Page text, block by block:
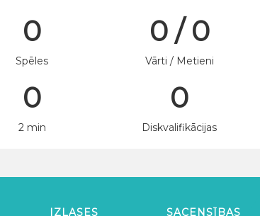
0
Spēles
0 / 0
Vārti / Metieni
0
2 min
0
Diskvalifikācijas
IZLASES SACENSĪBAS